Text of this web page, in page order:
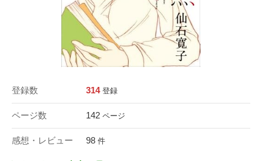
登録数 314 登録
ページ数 142 ページ
感想・レビュー 98 件